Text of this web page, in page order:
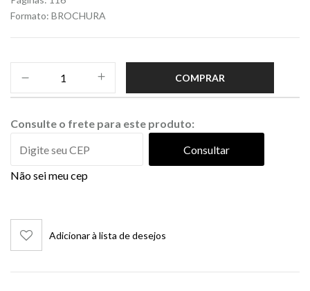
Formato: BROCHURA
COMPRAR
Consulte o frete para este produto:
Consultar
Não sei meu cep
Adicionar à lista de desejos